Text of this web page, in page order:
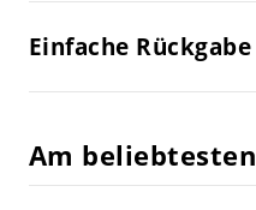
Einfache Rückgabe
Am beliebtesten